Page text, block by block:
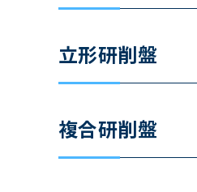
立形研削盤
複合研削盤